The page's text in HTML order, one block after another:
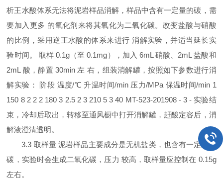
析王水酸体系无法将泥岩样品消解，样品中含有一定量的碳，需
要加入更多 的氧化剂来将其氧化为二氧化碳。改变盐酸与硝酸
的比例，采用逆王水酸的体系来进行 消解实验，并适当延长实
验时间。 取样 0.1g（至 0.1mg），加入 6mL 硝酸、2mL 盐酸和
2mL 酸，静置 30min 左 右，组装消解罐，按照如下参数进行消
解实验： 阶段 温度/℃ 升温时间/min 压力/MPa 保温时间/min 1
150 8 2 2 2 180 3 2.5 2 3 210 5 3 40 MT-523-201908 - 3 - 实验结
束，冷却后取出，转移至通风橱中打开消解罐，赶酸定容后，消
解液澄清透明。
3.3 取样量 泥岩样品主要成分是无机盐类，也含有一定量的
碳，实验时会生成二氧化碳，压力 较高，取样量应控制在 0.15g
左右。